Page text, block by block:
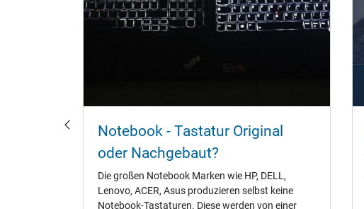
Notebook - Tastatur Original
oder Nachgebaut?
Die großen Notebook Marken wie HP, DELL,
Lenovo, ACER, Asus produzieren selbst keine
Notebook-Tastaturen. Diese werden von einer